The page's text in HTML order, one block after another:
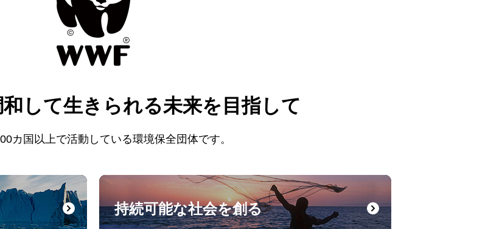
して生きられる未来を目指して
カ国以上で活動している環境保全団体です。
持続可能な社会を創る